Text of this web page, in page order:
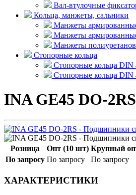
Вал-втулочные
Кольца, манжеты, сальники
Манжеты
Манжеты
Манжеты
Стопорные кольца
Стопорные кольца DIN
Стопорные кольца DIN
INA GE45 DO-2RS
Розница Опт (10 шт) Крупный
По запросу По запросу По запросу
ХАРАКТЕРИСТИКИ